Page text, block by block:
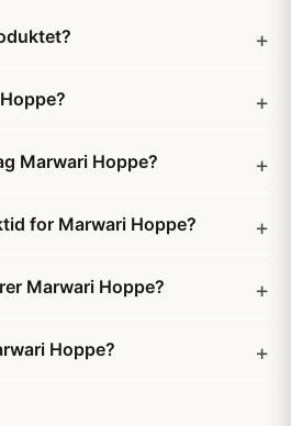
Marwari Hoppe?
for Marwari Hoppe?
Marwari Hoppe?
Hoppe?